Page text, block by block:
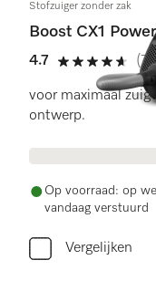
Stofzuiger zonder zak
Boost CX1
4.7
4.7 sterren op
voor maximaal
ontwerp.
Op voorraad: op
vandaag verstuurd
Vergelijken